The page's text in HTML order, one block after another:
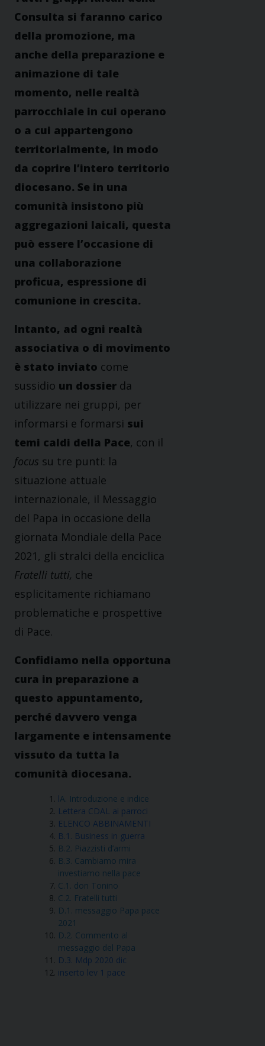
Consulta si faranno carico
della promozione, ma
anche della preparazione e
animazione di tale
momento, nelle realtà
parrocchiale in cui operano
o a cui appartengono
territorialmente, in modo
da coprire l’intero territorio
diocesano. Se in una
comunità insistono più
aggregazioni laicali, questa
può essere l’occasione di
una collaborazione
proficua, espressione di
comunione in crescita.
Intanto, ad ogni realtà
associativa o di movimento
è stato inviato come
sussidio un dossier da
utilizzare nei gruppi, per
informarsi e formarsi sui
temi caldi della Pace, con il
focus su tre punti: la
situazione attuale
internazionale, il Messaggio
del Papa in occasione della
giornata Mondiale della Pace
2021, gli stralci della enciclica
Fratelli tutti, che
esplicitamente richiamano
problematiche e prospettive
di Pace.
Confidiamo nella opportuna
cura in preparazione a
questo appuntamento,
perché davvero venga
largamente e intensamente
vissuto da tutta la
comunità diocesana.
lA. Introduzione e indice
Lettera CDAL ai parroci
ELENCO ABBINAMENTI
B.1. Business in guerra
B.2. Piazzisti d’armi
B.3. Cambiamo mira
investiamo nella pace
C.1. don Tonino
C.2. Fratelli tutti
D.1. messaggio Papa pace
2021
D.2. Commento al
messaggio del Papa
D.3. Mdp 2020 dic
inserto lev 1 pace